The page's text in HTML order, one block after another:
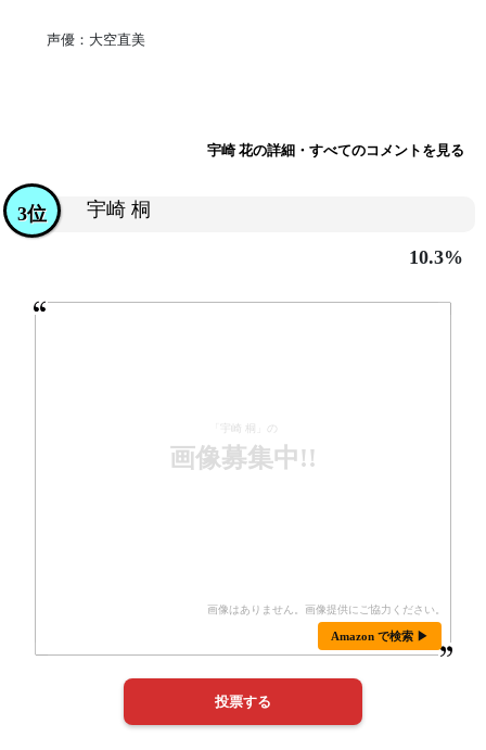
声優：大空直美
宇崎 花の詳細・すべてのコメントを見る
宇崎 桐
3位
10.3%
「宇崎 桐」の
画像募集中!!
Amazon で検索 ▶